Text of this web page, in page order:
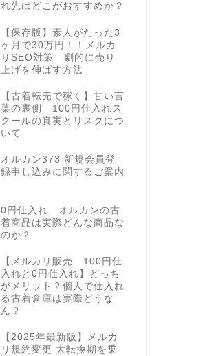
れ先はどこがおすすめか？
【保存版】素人がたった3
ヶ月で30万円！！メルカ
リSEO対策 劇的に売り
上げを伸ばす方法
【古着転売で稼ぐ】甘い言
葉の裏側 100円仕入れス
クールの真実とリスクにつ
いて
オルカン373 新規会員登
録申し込みに関するご案内
0円仕入れ オルカンの古
着商品は実際どんな商品な
のか？
【メルカリ販売 100円仕
入れと0円仕入れ】どっち
がメリット？個人で仕入れ
る古着倉庫は実際どうな
ん？
【2025年最新版】メルカ
リ規約変更 大転換期を乗